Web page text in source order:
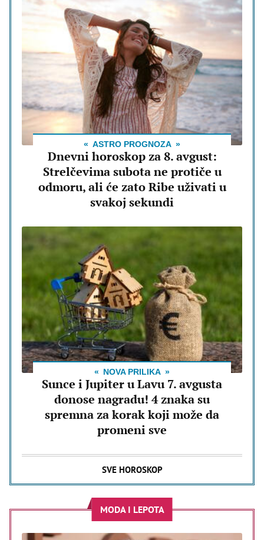
ASTRO PROGNOZA
Dnevni horoskop za 8. avgust:
Strelčevima subota ne protiče u
odmoru, ali će zato Ribe uživati u
svakoj sekundi
NOVA PRILIKA
Sunce i Jupiter u Lavu 7. avgusta
donose nagradu! 4 znaka su
spremna za korak koji može da
promeni sve
SVE HOROSKOP
MODA I LEPOTA